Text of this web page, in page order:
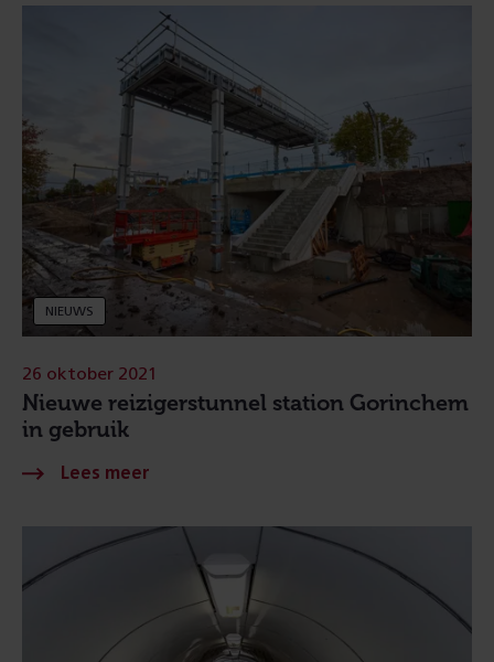
NIEUWS
Nieuwe reizigerstunnel station Gorinchem
in gebruik
26 oktober 2021